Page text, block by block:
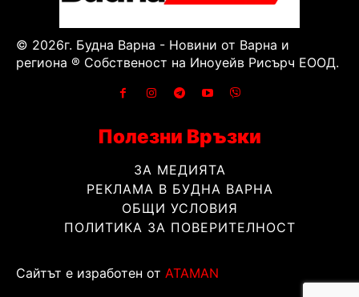
© 2026г. Будна Варна - Новини от Варна и
региона ® Собственост на Иноуейв Рисърч ЕООД.
Полезни Връзки
ЗА МЕДИЯТА
РЕКЛАМА В БУДНА ВАРНА
ОБЩИ УСЛОВИЯ
ПОЛИТИКА ЗА ПОВЕРИТЕЛНОСТ
Сайтът е изработен от ATAMAN